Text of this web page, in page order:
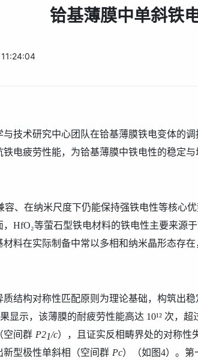
铪基薄膜中单斜铁
技术研究中心团队在铪基薄膜铁电变体的调
铁电疲劳性能，为铪基薄膜中铁电性的稳定
容、在纳米尺度下仍能保持强铁电性等核心
HfO₂等萤石型铁电材料的铁电性主要来源
料在实际制备中常以多相和纳米晶形态存在
结构对称性匹配原则为理论基础， 构筑出稳
显示，该薄膜的耐疲劳性能高达 10¹² 次，超
空间群 P21/c），且证实反相 畴界处的对称性
新型极性单斜相（空间群 Pc） （如图4） 。第